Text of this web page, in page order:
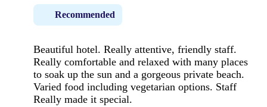
Recommended
Beautiful hotel. Really attentive, friendly staff.
Really comfortable and relaxed with many places
to soak up the sun and a gorgeous private beach.
Varied food including vegetarian options. Staff
Really made it special.